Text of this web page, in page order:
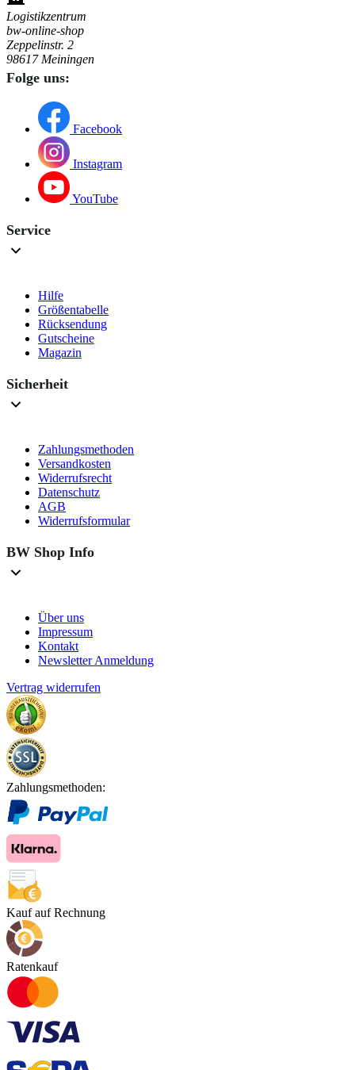
Logistikzentrum
bw-online-shop
Zeppelinstr. 2
98617 Meiningen
Folge uns:
Facebook
Instagram
YouTube
Service
Hilfe
Größentabelle
Rücksendung
Gutscheine
Magazin
Sicherheit
Zahlungsmethoden
Versandkosten
Widerrufsrecht
Datenschutz
AGB
Widerrufsformular
BW Shop Info
Über uns
Impressum
Kontakt
Newsletter Anmeldung
Vertrag widerrufen
Zahlungsmethoden:
Kauf auf Rechnung
Ratenkauf